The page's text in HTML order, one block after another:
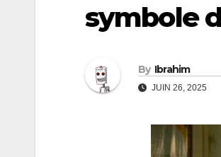
symbole
By Ibrahim
JUIN 26, 2025